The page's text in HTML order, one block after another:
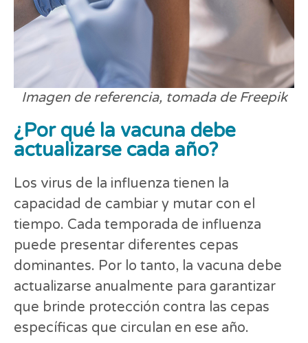
Imagen de referencia, tomada de Freepik
¿Por qué la vacuna debe
actualizarse cada año?
Los virus de la influenza tienen la
capacidad de cambiar y mutar con el
tiempo. Cada temporada de influenza
puede presentar diferentes cepas
dominantes. Por lo tanto, la vacuna debe
actualizarse anualmente para garantizar
que brinde protección contra las cepas
específicas que circulan en ese año.